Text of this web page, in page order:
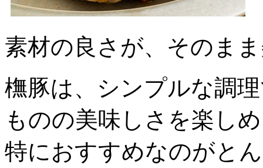
素材の良さが、そのま
橅豚は、シンプルな調
ものの美味しさを楽し
特におすすめなのがと